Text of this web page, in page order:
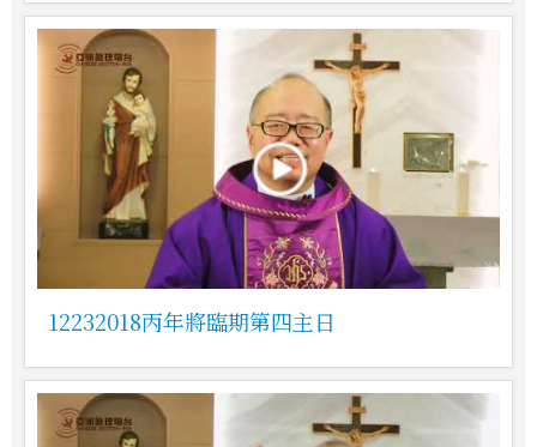
12232018丙年將臨期第四主日